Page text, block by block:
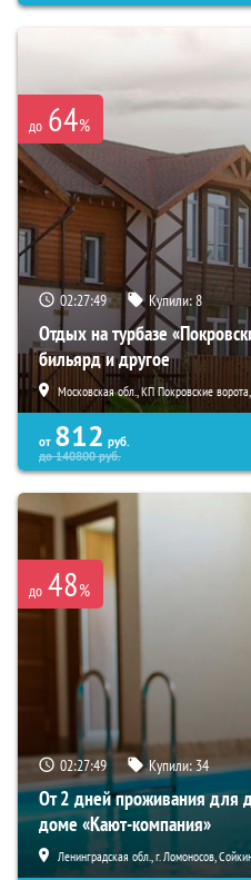
до 64%
02:27:48 Купили:8
Отдых на турбазе
бильярд и другое
Московская обл., КП Покровские
от 812 руб.
до140800руб.
до 48%
02:27:48 Купили:34
От 2 дней проживания для
доме «Кают-компания»
Ленинградская обл., г. Ломоносов,